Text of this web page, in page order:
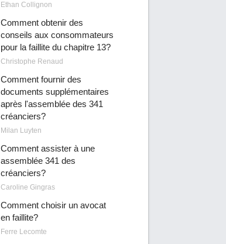
Ethan Collignon
Comment obtenir des
conseils aux consommateurs
pour la faillite du chapitre 13?
Christophe Renaud
Comment fournir des
documents supplémentaires
après l'assemblée des 341
créanciers?
Milan Luyten
Comment assister à une
assemblée 341 des
créanciers?
Caroline Gingras
Comment choisir un avocat
en faillite?
Ferre Lecomte